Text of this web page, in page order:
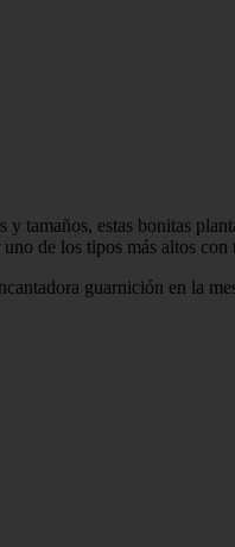
tamaños, estas bonitas
de los tipos más altos
guarnición en la